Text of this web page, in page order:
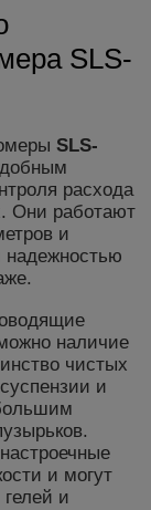
SLS-
SLS-
расхода
Они работают
и
наличие
чистых
и
и могут
и